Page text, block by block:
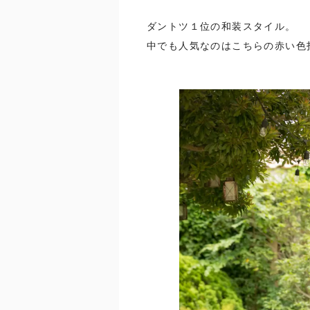
ダントツ１位の和装スタイル。
中でも人気なのはこちらの赤い